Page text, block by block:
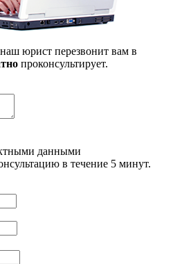
юрист перезвонит вам в
проконсультирует.
данными
в течение 5 минут.